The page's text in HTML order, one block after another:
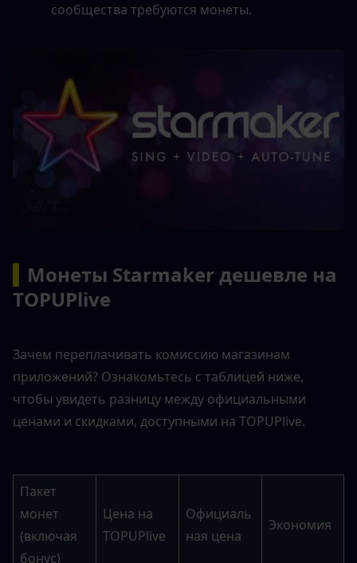
сообщества требуются монеты.
Монеты Starmaker дешевле на
TOPUPlive
Зачем переплачивать комиссию магазинам
приложений? Ознакомьтесь с таблицей ниже,
чтобы увидеть разницу между официальными
ценами и скидками, доступными на TOPUPlive.
Пакет
монет
(включая
бонус)
Цена на
TOPUPlive
Официаль
ная цена
Экономия